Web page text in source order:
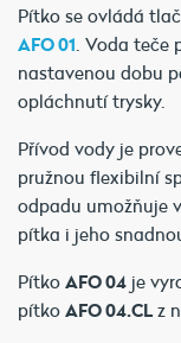
Pítko se ovládá
AFO 01 . Voda
nastavenou dobu
opláchnutí trysky.
Přívod vody je
pružnou flexibilní
odpadu umožňuje
pítka i jeho
Pítko AFO 04 je
pítko AFO 04.CL z